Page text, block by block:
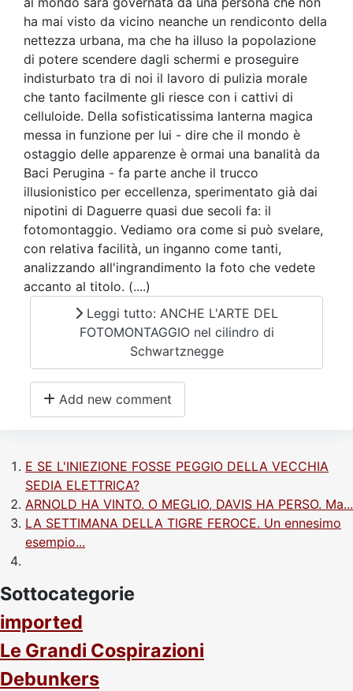
ha mai visto da vicino neanche un rendiconto della
nettezza urbana, ma che ha illuso la popolazione
di potere scendere dagli schermi e proseguire
indisturbato tra di noi il lavoro di pulizia morale
che tanto facilmente gli riesce con i cattivi di
celluloide. Della sofisticatissima lanterna magica
messa in funzione per lui - dire che il mondo è
ostaggio delle apparenze è ormai una banalità da
Baci Perugina - fa parte anche il trucco
illusionistico per eccellenza, sperimentato già dai
nipotini di Daguerre quasi due secoli fa: il
fotomontaggio. Vediamo ora come si può svelare,
con relativa facilità, un inganno come tanti,
analizzando all'ingrandimento la foto che vedete
accanto al titolo. (....)
Leggi tutto: ANCHE L'ARTE DEL
FOTOMONTAGGIO nel cilindro di
Schwartznegge
Add new comment
E SE L'INIEZIONE FOSSE PEGGIO DELLA VECCHIA
SEDIA ELETTRICA?
ARNOLD HA VINTO. O MEGLIO, DAVIS HA PERSO. Ma...
LA SETTIMANA DELLA TIGRE FEROCE. Un ennesimo
esempio...
Sottocategorie
imported
Le Grandi Cospirazioni
Debunkers